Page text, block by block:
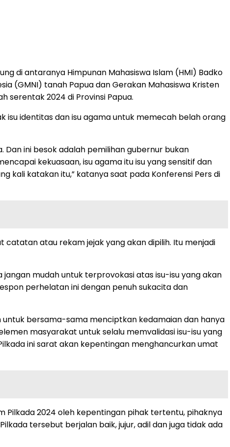
di antaranya Himpunan Mahasiswa Islam (HMI) Badko
(GMNI) tanah Papua dan Gerakan Mahasiswa Kristen
serentak 2024 di Provinsi Papua.
isu identitas dan isu agama untuk memecah belah orang
Dan ini besok adalah pemilihan gubernur bukan
kekuasaan, isu agama itu isu yang sensitif dan
kali katakan itu,” katanya saat pada Konferensi Pers di
catatan atau rekam jejak yang akan dipilih. Itu menjadi
mudah untuk terprovokasi atas isu-isu yang akan
perhelatan ini dengan penuh sukacita dan
untuk bersama-sama menciptkan kedamaian dan hanya
masyarakat untuk selalu memvalidasi isu-isu yang
ini sarat akan kepentingan menghancurkan umat
Pilkada 2024 oleh kepentingan pihak tertentu, pihaknya
tersebut berjalan baik, jujur, adil dan juga tidak ada